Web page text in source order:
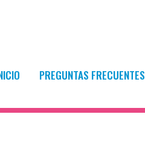
PREGUNTAS FRECUENTES